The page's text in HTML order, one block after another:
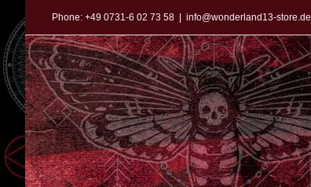
Inhalt
springen
Phone: +49 0731-6 02 73 58 info@wonderland13-store.de